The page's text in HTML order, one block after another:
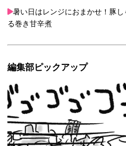
暑い日はレンジにおまかせ！豚
る巻き甘辛煮
編集部ピックアップ